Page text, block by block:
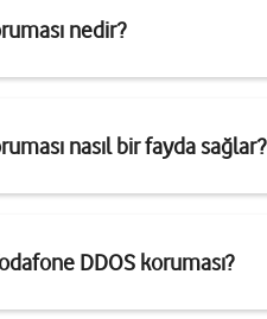
nedir?
nasıl bir fayda sağlar?
DDOS koruması?